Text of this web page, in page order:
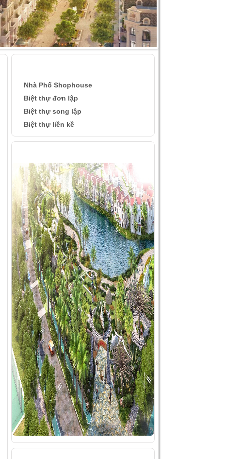
Nhà Phố Shophouse
Biệt thự đơn lập
Biệt thự song lập
Biệt thự liền kề